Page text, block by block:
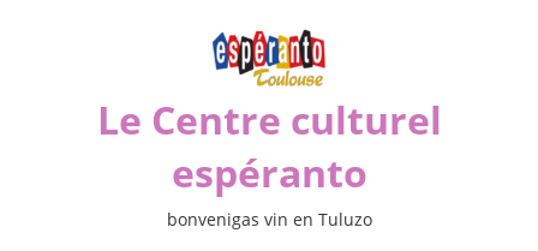
Le Centre culturel
espéranto
bonvenigas vin en Tuluzo